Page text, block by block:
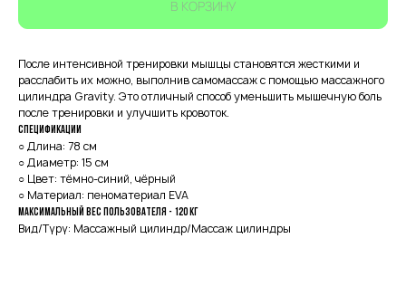
В КОРЗИНУ
После интенсивной тренировки мышцы становятся жесткими и
расслабить их можно, выполнив самомассаж с помощью массажного
цилиндра Gravity. Это отличный способ уменьшить мышечную боль
после тренировки и улучшить кровоток.
Спецификации
○ Длина: 78 см
○ Диаметр: 15 см
○ Цвет: тёмно-синий, чёрный
○ Материал: пеноматериал EVA
Максимальный вес пользователя - 120 кг
Вид/Түрү: Массажный цилиндр/Массаж цилиндры